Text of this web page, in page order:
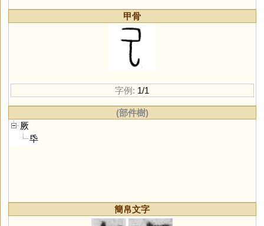
甲骨
字例: 1/1
(部件樹)
厥
氒
簡帛文字